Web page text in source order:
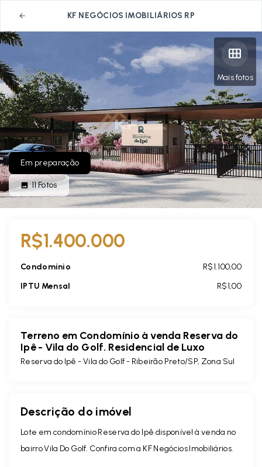
KF NEGÓCIOS IMOBILIÁRIOS RP
Mais fotos
Em preparação
11Fotos
R$1.400.000
Condomínio
R$1.100,00
IPTU Mensal
R$1,00
Terreno em Condomínio à venda Reserva do
Ipê - Vila do Golf. Residencial de Luxo
Reserva do Ipê -Vila do Golf - Ribeirão Preto/SP, Zona Sul
Descrição do imóvel
Lote em condomínio Reserva do Ipê disponível à venda no
bairro Vila Do Golf. Confira com a KF Negócios Imobiliários.